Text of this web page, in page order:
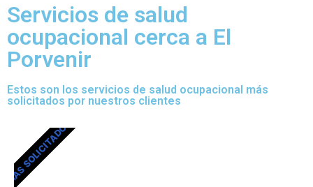
Servicios de salud
ocupacional cerca a El
Porvenir
Estos son los servicios de salud ocupacional más
solicitados por nuestros clientes
MÁS SOLICITADOS